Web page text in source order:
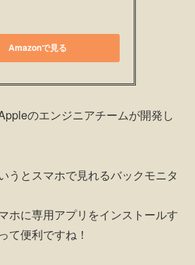
Amazonで見る
のエンジニアチームが開発し
うとスマホで見れるバックモニタ
ホに専用アプリをインストールす
て便利ですね！